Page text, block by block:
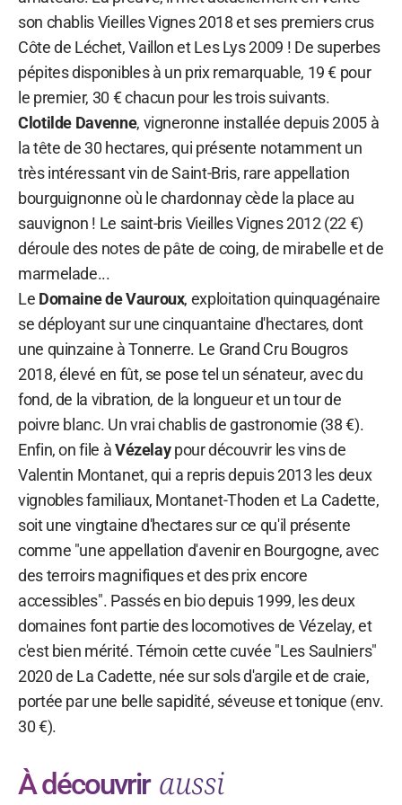
son chablis Vieilles Vignes 2018 et ses premiers crus
Côte de Léchet, Vaillon et Les Lys 2009 ! De superbes
pépites disponibles à un prix remarquable, 19 € pour
le premier, 30 € chacun pour les trois suivants.
Clotilde Davenne, vigneronne installée depuis 2005 à
la tête de 30 hectares, qui présente notamment un
très intéressant vin de Saint-Bris, rare appellation
bourguignonne où le chardonnay cède la place au
sauvignon ! Le saint-bris Vieilles Vignes 2012 (22 €)
déroule des notes de pâte de coing, de mirabelle et de
marmelade...
Le Domaine de Vauroux, exploitation quinquagénaire
se déployant sur une cinquantaine d'hectares, dont
une quinzaine à Tonnerre. Le Grand Cru Bougros
2018, élevé en fût, se pose tel un sénateur, avec du
fond, de la vibration, de la longueur et un tour de
poivre blanc. Un vrai chablis de gastronomie (38 €).
Enfin, on file àVézelaypour découvrir les vins de
Valentin Montanet, qui a repris depuis 2013 les deux
vignobles familiaux, Montanet-Thoden et La Cadette,
soit une vingtaine d'hectares sur ce qu'il présente
comme "une appellation d'avenir en Bourgogne, avec
des terroirs magnifiques et des prix encore
accessibles". Passés en bio depuis 1999, les deux
domaines font partie des locomotives de Vézelay, et
c'est bien mérité. Témoin cette cuvée "Les Saulniers"
2020 de La Cadette, née sur sols d'argile et de craie,
portée par une belle sapidité, séveuse et tonique (env.
30 €).
À découvrir aussi